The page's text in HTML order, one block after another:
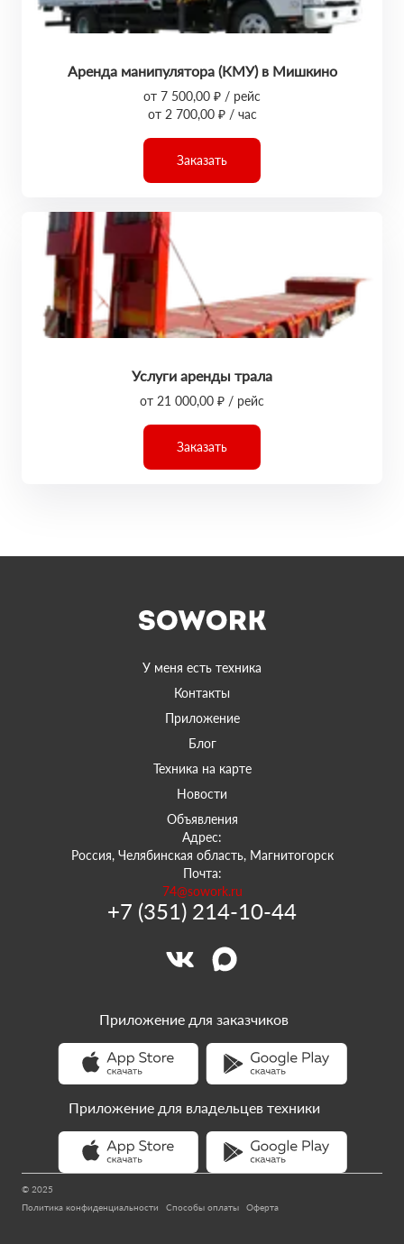
Аренда манипулятора (КМУ) в Мишкино
от 7 500,00 ₽ / рейс
от 2 700,00 ₽ / час
Заказать
Услуги аренды трала
от 21 000,00 ₽ / рейс
Заказать
У меня есть техника
Контакты
Приложение
Блог
Техника на карте
Новости
Объявления
Адрес:
Россия, Челябинская область, Магнитогорск
Почта:
74@sowork.ru
+7 (351) 214-10-44
© 2025
Политика конфиденциальности
Способы оплаты Оферта
Приложение для заказчиков
Приложение для владельцев техники